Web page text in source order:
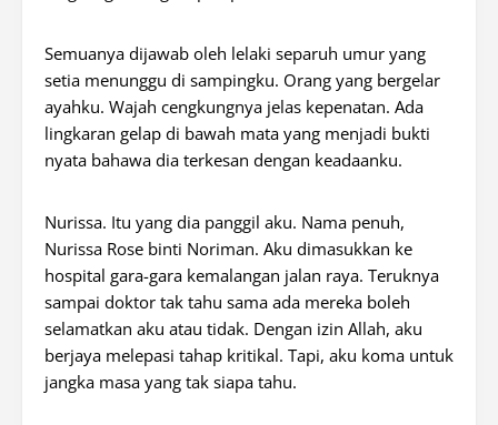
Semuanya dijawab oleh lelaki separuh umur yang
setia menunggu di sampingku. Orang yang bergelar
ayahku. Wajah cengkungnya jelas kepenatan. Ada
lingkaran gelap di bawah mata yang menjadi bukti
nyata bahawa dia terkesan dengan keadaanku.
Nurissa. Itu yang dia panggil aku. Nama penuh,
Nurissa Rose binti Noriman. Aku dimasukkan ke
hospital gara-gara kemalangan jalan raya. Teruknya
sampai doktor tak tahu sama ada mereka boleh
selamatkan aku atau tidak. Dengan izin Allah, aku
berjaya melepasi tahap kritikal. Tapi, aku koma untuk
jangka masa yang tak siapa tahu.